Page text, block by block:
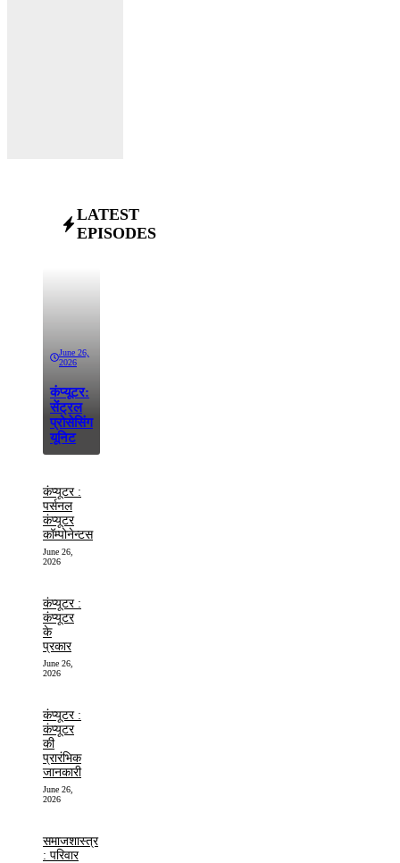
LATEST
EPISODES
June 26,
2026
कंप्यूटर:
सेंट्रल
प्रोसेसिंग
यूनिट
कंप्यूटर :
पर्सनल
कंप्यूटर
कॉम्पोनेन्टस
June 26,
2026
कंप्यूटर :
कंप्यूटर
के
प्रकार
June 26,
2026
कंप्यूटर :
कंप्यूटर
की
प्रारंभिक
जानकारी
June 26,
2026
समाजशास्त्र
: परिवार